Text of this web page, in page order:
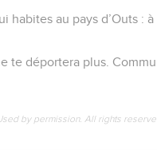
au pays d’Outs :
te déportera plus.
by permission. All rights